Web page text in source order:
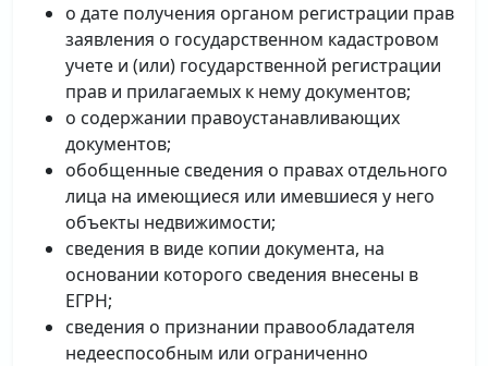
о дате получения органом регистрации прав
заявления о государственном кадастровом
учете и (или) государственной регистрации
прав и прилагаемых к нему документов;
о содержании правоустанавливающих
документов;
обобщенные сведения о правах отдельного
лица на имеющиеся или имевшиеся у него
объекты недвижимости;
сведения в виде копии документа, на
основании которого сведения внесены в
ЕГРН;
сведения о признании правообладателя
недееспособным или ограниченно